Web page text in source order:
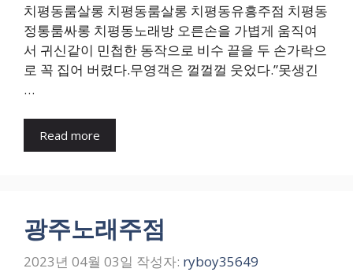
치평동룸살롱 치평동룸살롱 치평동유흥주점 치평동
정통룸싸롱 치평동노래방 오른손을 가볍게 움직여
서 귀신같이 민첩한 동작으로 비수 끝을 두 손가락으
로 꼭 집어 버렸다.무영객은 껄껄껄 웃었다.”못생긴
…
Read more
광주노래주점
2023년 04월 03일 작성자: ryboy35649